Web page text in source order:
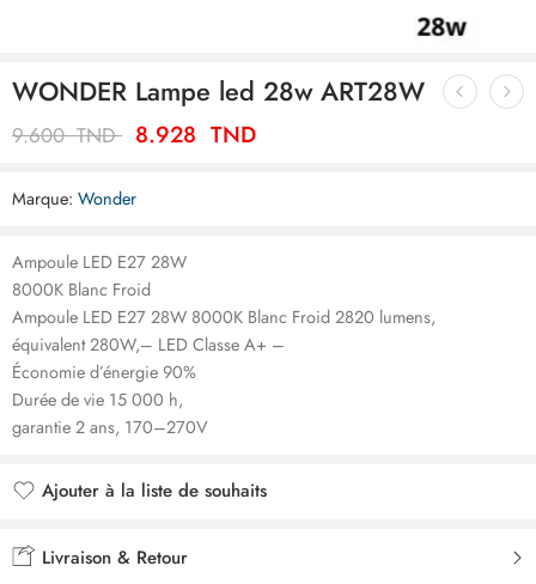
WONDER Lampe led 28w ART28W
9.600TND 8.928 TND
Marque: Wonder
Ampoule LED E27 28W
8000K Blanc Froid
Ampoule LED E27 28W 8000K Blanc Froid 2820 lumens,
équivalent 280W,– LED Classe A+ –
Économie d’énergie 90%
Durée de vie 15 000 h,
garantie 2 ans, 170–270V
Ajouter à la liste de souhaits
Livraison & Retour